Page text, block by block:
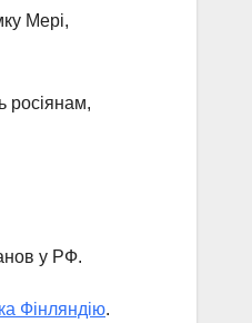
Мері,
росіянам,
у РФ.
Фінляндію.